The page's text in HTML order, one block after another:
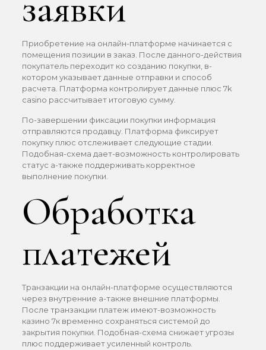
Приобретение на онлайн-платформе начинается с
помещения позиции в заказ. После данного-действия
покупатель переходит ко созданию покупки, в-
котором указывает данные отправки и способ
расчета. Платформа контролирует данные плюс 7k
casino рассчитывает итоговую сумму.
По-завершении фиксации покупки информация
отправляются продавцу. Платформа фиксирует
покупку плюс отслеживает следующие стадии.
Подобная-схема дает-возможность контролировать
статус а-также поддерживать корректное
выполнение покупки.
Обработка
платежей
Транзакции на онлайн-платформе осуществляются
через внутренние а-также внешние платформы.
После транзакции платеж имеют-возможность
казино 7к временно сохраняться системой до
закрытия покупки. Подобная-схема снижает угрозы
плюс поддерживает усиленный контроль.